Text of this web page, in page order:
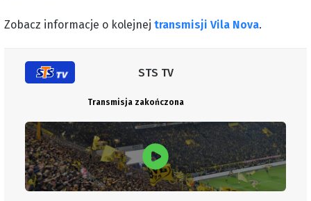
Zobacz informacje o kolejnej transmisji Vila Nova.
STS TV
Transmisja zakończona